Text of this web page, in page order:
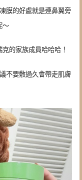
膜的好處就是連鼻翼旁
～
的家族成員哈哈哈！
不要敷過久會帶走肌膚